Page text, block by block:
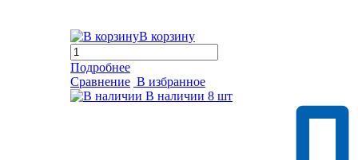
В корзину
Подробнее
Сравнение В избранное
В наличии 8 шт